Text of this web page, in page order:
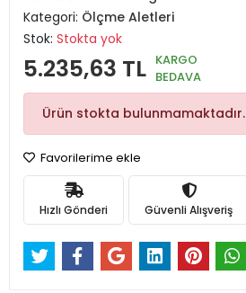
Kategori: Ölçme Aletleri
Stok: Stokta yok
5.235,63 TL KARGO
BEDAVA
Ürün stokta bulunmamaktadır.
Favorilerime ekle
Hızlı Gönderi Güvenli Alışveriş